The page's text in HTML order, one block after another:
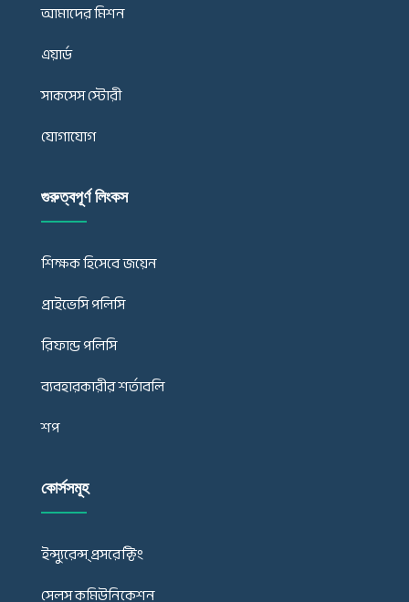
আমাদের মিশন
এয়ার্ড
সাকসেস স্টোরী
যোগাযোগ
গুরুত্বপূর্ণ লিংকস
শিক্ষক হিসেবে জয়েন
প্রাইভেসি পলিসি
রিফান্ড পলিসি
ব্যবহারকারীর শর্তাবলি
শপ
কোর্সসমূহ
ইন্স্যুরেন্স্ প্রসরেক্টিং
সেলস কমিউনিকেশন